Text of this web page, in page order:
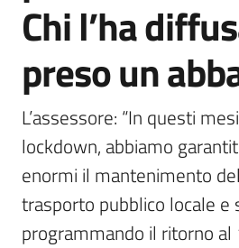
Chi l’ha
preso un
L’assessore: “In questi
lockdown, abbiamo
enormi il mantenimento
trasporto pubblico locale e
programmando il ritorno al